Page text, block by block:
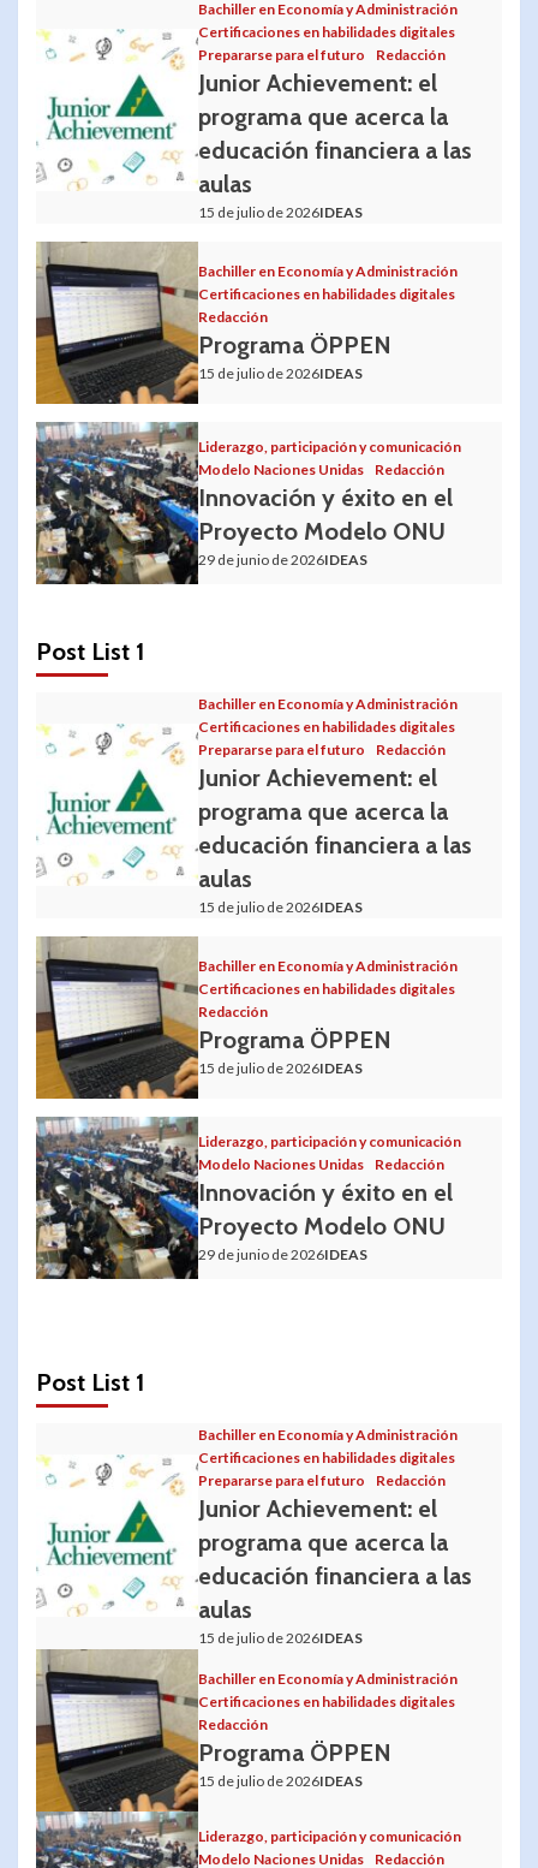
Bachiller en Economía y Administración
Certificaciones en habilidades digitales
Prepararse para el futuro
Redacción
Junior Achievement: el
programa que acerca la
educación financiera a las
aulas
15 de julio de 2026IDEAS
Bachiller en Economía y Administración
Certificaciones en habilidades digitales
Redacción
Programa ÖPPEN
15 de julio de 2026IDEAS
Liderazgo, participación y comunicación
Modelo Naciones Unidas
Redacción
Innovación y éxito en el
Proyecto Modelo ONU
29 de junio de 2026IDEAS
Post List 1
Bachiller en Economía y Administración
Certificaciones en habilidades digitales
Prepararse para el futuro
Redacción
Junior Achievement: el
programa que acerca la
educación financiera a las
aulas
15 de julio de 2026IDEAS
Bachiller en Economía y Administración
Certificaciones en habilidades digitales
Redacción
Programa ÖPPEN
15 de julio de 2026IDEAS
Liderazgo, participación y comunicación
Modelo Naciones Unidas
Redacción
Innovación y éxito en el
Proyecto Modelo ONU
29 de junio de 2026IDEAS
Post List 1
Bachiller en Economía y Administración
Certificaciones en habilidades digitales
Prepararse para el futuro
Redacción
Junior Achievement: el
programa que acerca la
educación financiera a las
aulas
15 de julio de 2026IDEAS
Bachiller en Economía y Administración
Certificaciones en habilidades digitales
Redacción
Programa ÖPPEN
15 de julio de 2026IDEAS
Liderazgo, participación y comunicación
Modelo Naciones Unidas
Redacción